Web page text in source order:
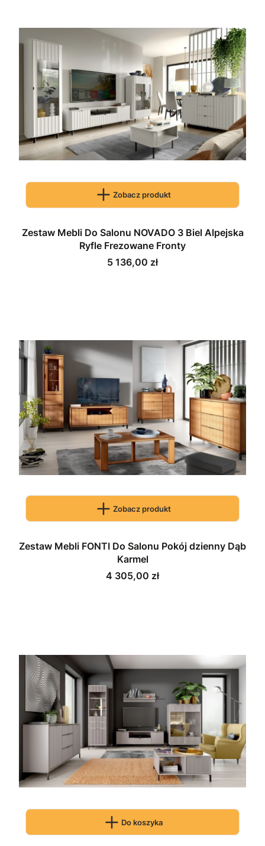
Zobacz produkt
Zestaw Mebli Do Salonu NOVADO 3 Biel Alpejska
Ryfle Frezowane Fronty
Cena
5 136,00 zł
Zobacz produkt
Zestaw Mebli FONTI Do Salonu Pokój dzienny Dąb
Karmel
Cena
4 305,00 zł
Do koszyka